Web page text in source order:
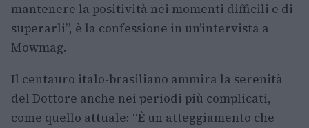
mantenere la positività nei momenti difficili e di
superarli”, è la confessione in un’intervista a
Mowmag.
Il centauro italo-brasiliano ammira la serenità
del Dottore anche nei periodi più complicati,
come quello attuale: “È un atteggiamento che